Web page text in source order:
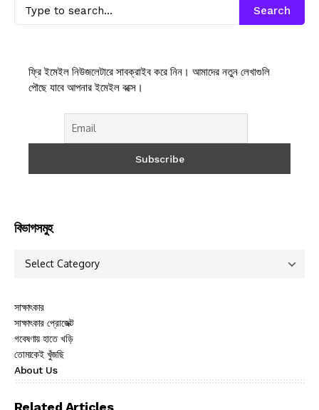
Search
ফ্রি ইমেইল নিউজলেটারে সাবক্রাইব করে নিন। আমাদের নতুন লেখাগুলি
পৌছে যাবে আপনার ইমেইল বক্সে।
বিভাগসমুহ
সাক্ষাৎকার
সাক্ষাৎকার প্রোজেক্ট
গবেষণায় হাতে খড়ি
তোমাকেই খুঁজছি
About Us
Related Articles